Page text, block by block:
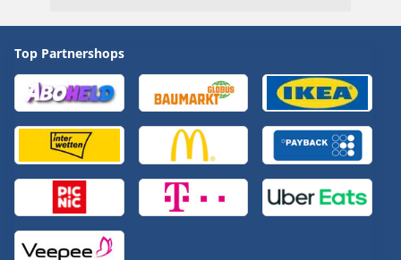
Top Partnershops